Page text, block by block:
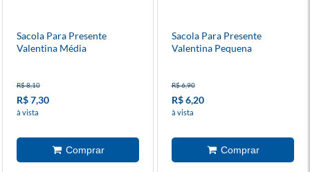
Sacola Para Presente
Valentina Média
R$ 8,10
R$ 7,30
à vista
Sacola Para Presente
Valentina Pequena
R$ 6,90
R$ 6,20
à vista